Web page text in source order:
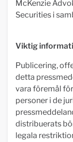
McKenzie
Securities i
Viktig
Publicering,
detta
vara föremål
personer i de
distribuerats
legala